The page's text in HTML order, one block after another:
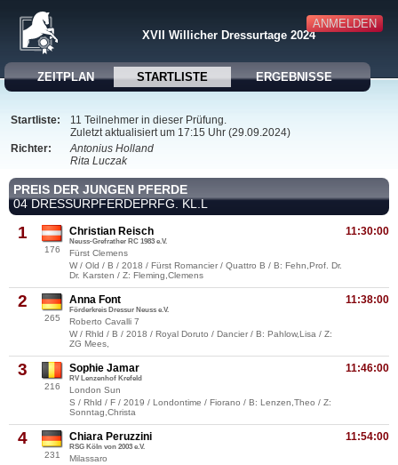
ANMELDEN
XVII Willicher Dressurtage 2024
ZEITPLAN STARTLISTE ERGEBNISSE
Startliste:
11 Teilnehmer in dieser Prüfung.
Zuletzt aktualisiert um 17:15 Uhr (29.09.2024)
Richter:
Antonius Holland
Rita Luczak
PREIS DER JUNGEN PFERDE
04 DRESSURPFERDEPRFG. KL.L
1
176
11:30:00
Christian Reisch
Neuss-Grefrather RC 1983 e.V.
Fürst Clemens
W / Old / B / 2018 / Fürst Romancier / Quattro B / B: Fehn,Prof. Dr.
Dr. Karsten / Z: Fleming,Clemens
2
265
11:38:00
Anna Font
Förderkreis Dressur Neuss e.V.
Roberto Cavalli 7
W / Rhld / B / 2018 / Royal Doruto / Dancier / B: Pahlow,Lisa / Z:
ZG Mees,
3
216
11:46:00
Sophie Jamar
RV Lenzenhof Krefeld
London Sun
S / Rhld / F / 2019 / Londontime / Fiorano / B: Lenzen,Theo / Z:
Sonntag,Christa
4
231
11:54:00
Chiara Peruzzini
RSG Köln von 2003 e.V.
Milassaro